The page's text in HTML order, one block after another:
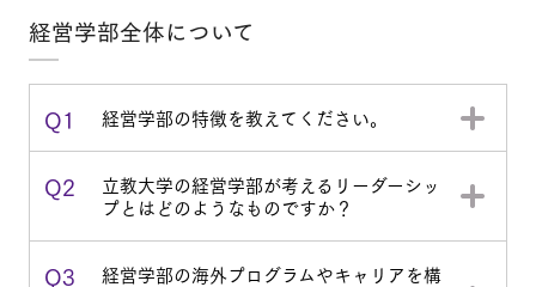
経営学部全体について
Q1 経営学部の特徴を教えてください。
Q2 立教大学の経営学部が考えるリーダーシッ
プとはどのようなものですか？
Q3 経営学部の海外プログラムやキャリアを構